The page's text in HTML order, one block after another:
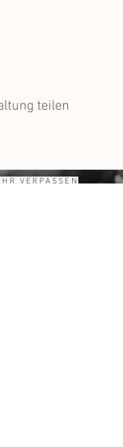
teilen
VERPASSEN